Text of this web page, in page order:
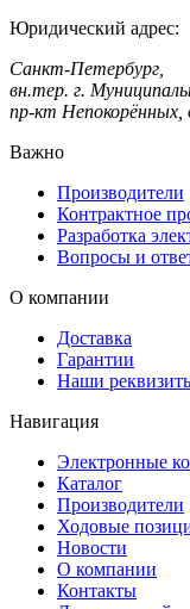
Юридический адрес:
Санкт-Петербург,
вн.тер. г.
пр-кт
Важно
Производители
Контрактное
Разработка
Вопросы и
О компании
Доставка
Гарантии
Наши
Навигация
Электронные
Каталог
Производители
Ходовые
Новости
О компании
Контакты